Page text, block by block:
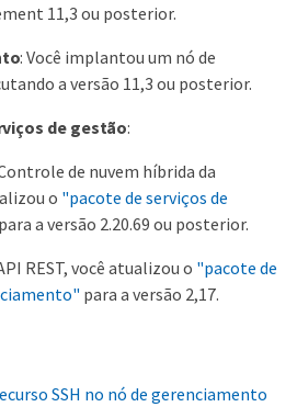
11,3 ou posterior.
: Você implantou um nó de
a versão 11,3 ou posterior.
de gestão:
de nuvem híbrida da
o "pacote de serviços de
para a versão 2.20.69 ou posterior.
REST, você atualizou o "pacote de
para a versão 2,17.
SSH no nó de gerenciamento